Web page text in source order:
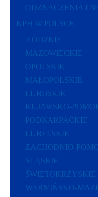
ODZNACZENIA I
KPH W POLSCE
ŁÓDZKIE
MAZOWIECKIE
OPOLSKIE
MAŁOPOLSKIE
LUBUSKIE
KUJAWSKO-
PODKARPACKIE
LUBELSKIE
ZACHODNIO-
ŚLĄSKIE
ŚWIĘTOKRZYSKIE
WARMIŃSKO-